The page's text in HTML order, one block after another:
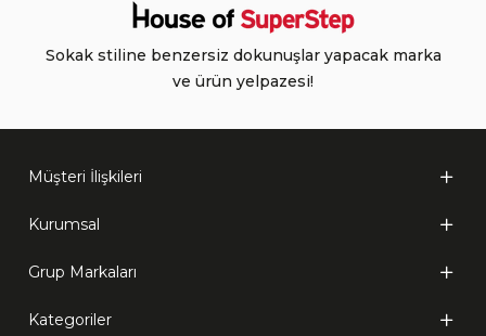
Sokak stiline benzersiz dokunuşlar yapacak marka
ve ürün yelpazesi!
Müşteri İlişkileri
Kurumsal
Grup Markaları
Kategoriler